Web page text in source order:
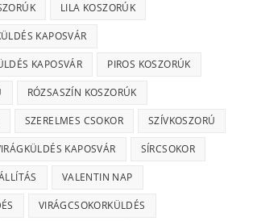
LILA KOSZORÚK
KAPOSVÁR
KAPOSVÁR PIROS KOSZORÚK
RÓZSASZÍN KOSZORÚK
SZERELMES CSOKOR SZÍVKOSZORÚ
KAPOSVÁR SÍRCSOKOR
VALENTIN NAP
VIRÁGCSOKORKÜLDÉS